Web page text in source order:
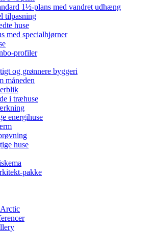
1½-plans med vandret udhæng
tilpasning
huse
med specialhjørner
profiler
og grønnere byggeri
måneden
i træhuse
energihuse
huse
pakke